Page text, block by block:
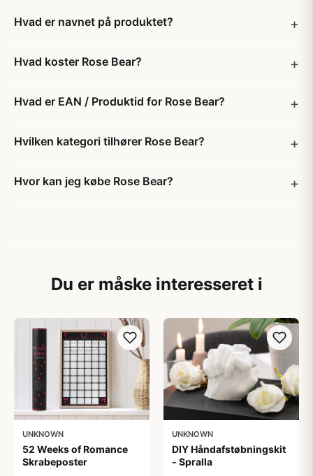
Hvad er navnet på produktet?
Hvad koster Rose Bear?
Hvad er EAN / Produktid for Rose Bear?
Hvilken kategori tilhører Rose Bear?
Hvor kan jeg købe Rose Bear?
Du er måske interesseret i
UNKNOWN
52 Weeks of Romance
Skrabeposter
UNKNOWN
DIY Håndafstøbningskit
- Spralla